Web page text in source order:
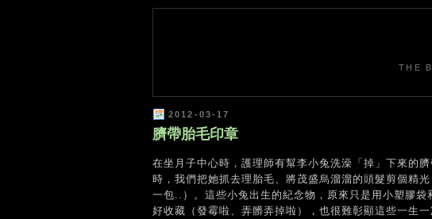
THE
2012-03-17
臍帶胎毛印章
在坐月子中心時，護理師有幫李小兔洗澡「掉」下來的
時，我們把她抓去理胎毛、將茂盛烏溜溜的頭髮剪個精
一包..）。這些小兔出生的紀念物，原來只是用小塑膠
好收藏（發霉啦、弄髒弄掉啦），也很難彰顯這些一生